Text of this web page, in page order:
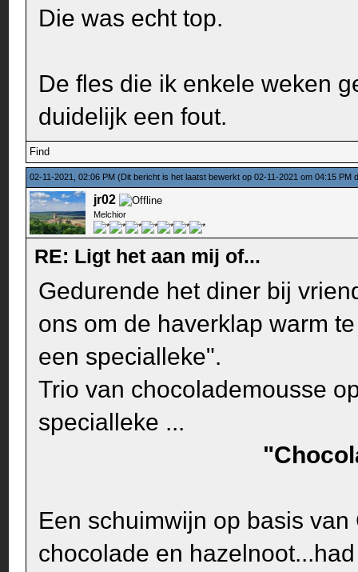
Die was echt top.
De fles die ik enkele weken
duidelijk een fout.
Find
02-11-2021, 02:06 PM(Dit bericht is het laatst bewerkt op 02-11-2021 om 04:15 PM
jr02
Melchior
RE: Ligt het aan mij of...
Gedurende het diner bij
ons om de haverklap warm
een specialleke".
Trio van chocolademousse
specialleke ...
Een schuimwijn op basis
chocolade en